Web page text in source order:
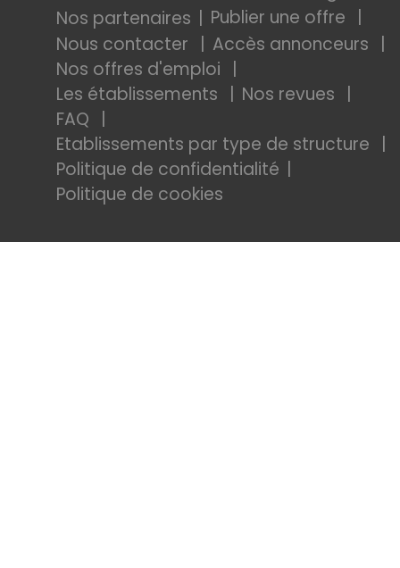
Nos partenaires
Publier une offre
Nous contacter
Accès annonceurs
Nos offres d'emploi
Les établissements
Nos revues
FAQ
Etablissements par type de structure
Politique de confidentialité
Politique de cookies